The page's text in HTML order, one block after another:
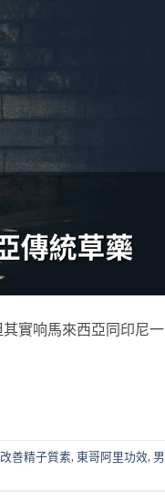
實响馬來西亞同印尼一
改善精子質素, 東哥阿里功效, 男